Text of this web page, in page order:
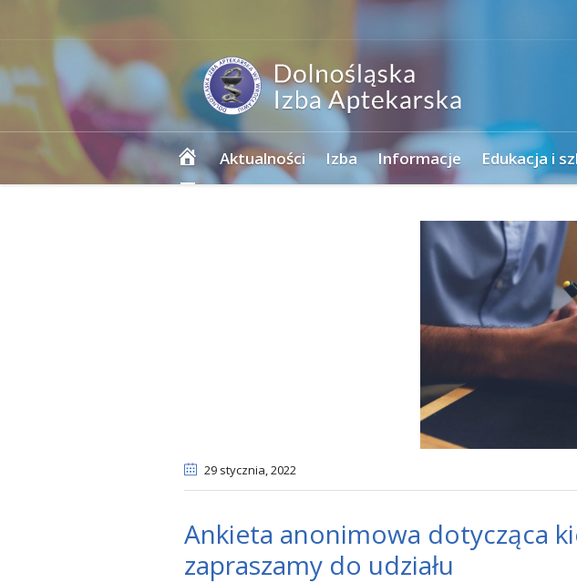
Strona
główna
Aktualności Izba Informacje Edukacja i
29 stycznia, 2022
Ankieta anonimowa dotycząca
zapraszamy do udziału